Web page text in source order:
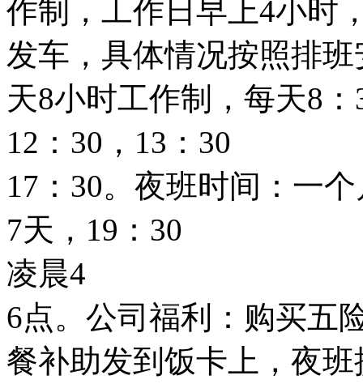
作制，工作日早上4小时
发车，具体情况按照排
天8小时工作制，每天8：
12：30，13：30
17：30。夜班时间：一
7天，19：30
凌晨4
6点。公司福利：购买五
餐补助发到饭卡上，夜